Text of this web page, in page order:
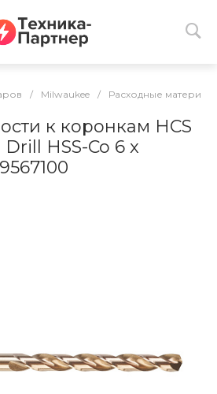
/ Milwaukee / Расходные
к коронкам HCS
HSS-Co 6 x